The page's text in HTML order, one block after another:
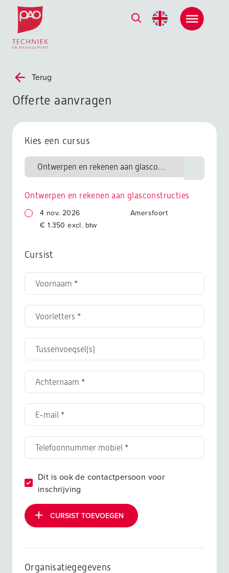
Postacademische cursussen, leergangen en opleidingen
Terug
Offerte aanvragen
Kies een cursus
Ontwerpen en rekenen aan glasconstructies
4 nov. 2026
Amersfoort
€ 1.350 excl. btw
Cursist
Dit is ook de contactpersoon voor
inschrijving
CURSIST TOEVOEGEN
Organisatiegegevens